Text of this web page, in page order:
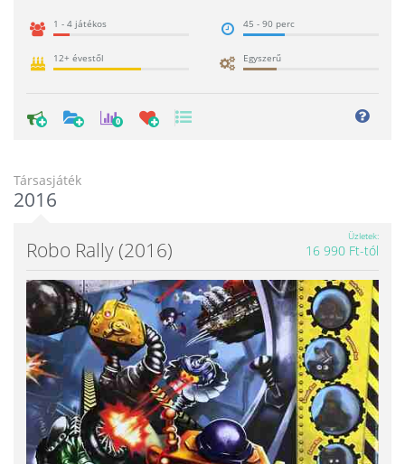
1 - 4 játékos 45 - 90 perc
12+ évestől Egyszerű
0
Társasjáték
2016
Robo Rally (2016)
Üzletek
16 990 Ft-tól